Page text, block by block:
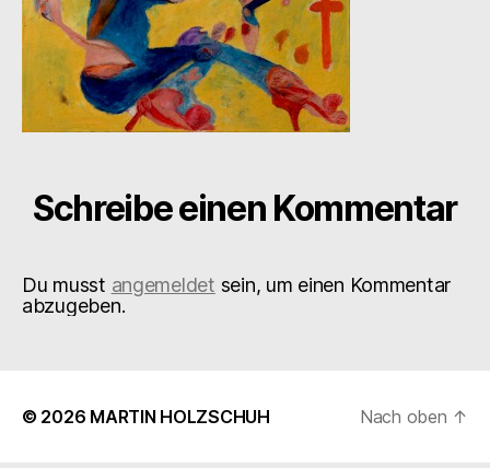
Schreibe einen Kommentar
Du musst angemeldet sein, um einen Kommentar
abzugeben.
© 2026 MARTIN HOLZSCHUH Nach oben ↑